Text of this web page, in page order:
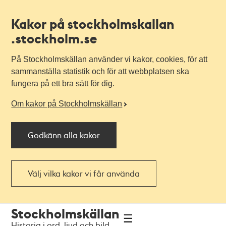
Kakor på stockholmskallan
.stockholm.se
På Stockholmskällan använder vi kakor, cookies, för att
sammanställa statistik och för att webbplatsen ska
fungera på ett bra sätt för dig.
Om kakor på Stockholmskällan
Godkänn alla kakor
Välj vilka kakor vi får använda
navigationen
huvudinnehållet
Stockholmskällan